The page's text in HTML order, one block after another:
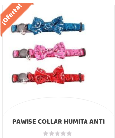
¡Oferta!
PAWISE COLLAR HUMITA ANTI
AHORQUE COLORES